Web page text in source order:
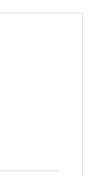
и Давида
именины